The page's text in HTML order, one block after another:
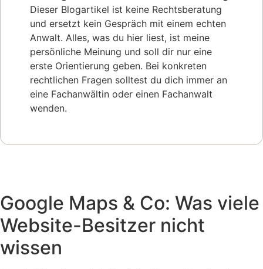
Dieser Blogartikel ist keine Rechtsberatung
und ersetzt kein Gespräch mit einem echten
Anwalt. Alles, was du hier liest, ist meine
persönliche Meinung und soll dir nur eine
erste Orientierung geben. Bei konkreten
rechtlichen Fragen solltest du dich immer an
eine Fachanwältin oder einen Fachanwalt
wenden.
Google Maps & Co: Was viele
Website-Besitzer nicht
wissen